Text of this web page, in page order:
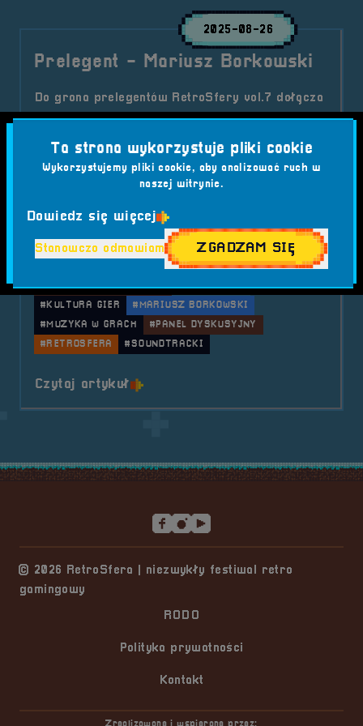
2025-08-26
Prelegent - Mariusz Borkowski
Do grona prelegentów RetroSfery vol.7 dołącza
Mariusz Borkowski z Fundacji Game Music –
Podczas panelu „Muzyka w grach” opowie, jak
ścieżki dźwiękowe budują emocje, klimat i
Kategorie wpisu:
Aktualności Prelegenci RetroSfera vol. 7
#FESTIWAL GIER
#FUNDACJA GAME MUSIC
#GAMEMUSIC
#KULTURA GIER
#MARIUSZ BORKOWSKI
#MUZYKA W GRACH
#PANEL DYSKUSYJNY
#RETROSFERA
#SOUNDTRACKI
Czytaj artykuło tytule Prelegent &#8211;
© 2026 RetroSfera | niezwykły festiwal retro
gamingowy
RODO
Polityka prywatności
Kontakt
Ta strona wykorzystuje pliki cookie
Wykorzystujemy pliki cookie, aby analizować ruch w
naszej witrynie.
Dowiedz się więcej
Stanowczo odmawiam ZGADZAM SIĘ